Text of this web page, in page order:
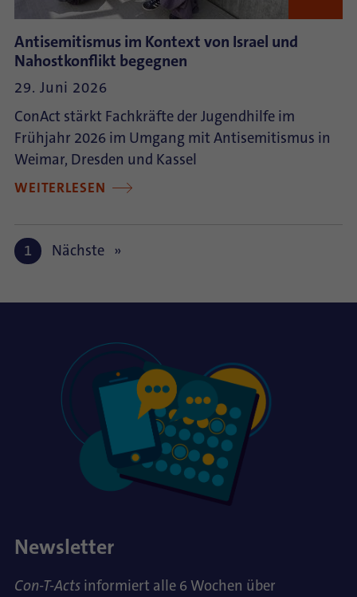
Antisemitismus im Kontext von Israel und
Nahostkonflikt begegnen
29. Juni 2026
ConAct stärkt Fachkräfte der Jugendhilfe im
Frühjahr 2026 im Umgang mit Antisemitismus in
Weimar, Dresden und Kassel
WEITERLESEN
1 Nächste
Newsletter
Con-T-Acts informiert alle 6 Wochen über